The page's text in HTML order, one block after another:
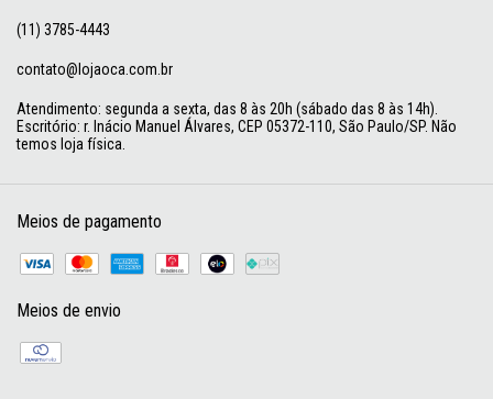
(11) 3785-4443
contato@lojaoca.com.br
Atendimento: segunda a sexta, das 8 às 20h (sábado das 8 às 14h).
Escritório: r. Inácio Manuel Álvares, CEP 05372-110, São Paulo/SP. Não
temos loja física.
Meios de pagamento
Meios de envio